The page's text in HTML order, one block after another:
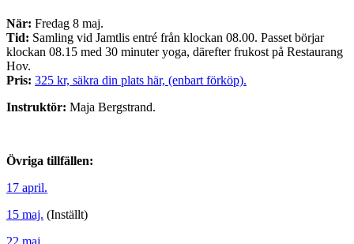
När: Fredag 8 maj.
Tid: Samling vid Jamtlis entré från klockan 08.00. Passet börjar
klockan 08.15 med 30 minuter yoga, därefter frukost på Restaurang
Hov.
Pris: 325 kr, säkra din plats här, (enbart förköp).
Instruktör: Maja Bergstrand.
Övriga tillfällen:
17 april.
15 maj. (Inställt)